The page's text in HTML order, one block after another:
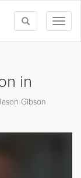
Toggle
search
in
Gibson